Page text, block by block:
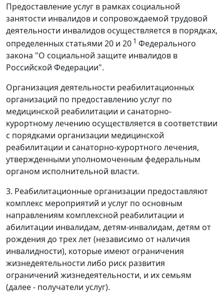
Предоставление услуг в рамках социальной
занятости инвалидов и сопровождаемой трудовой
деятельности инвалидов осуществляется в порядках,
определенных статьями 20 и 20 1 Федерального
закона "О социальной защите инвалидов в
Российской Федерации".
Организация деятельности реабилитационных
организаций по предоставлению услуг по
медицинской реабилитации и санаторно-
курортному лечению осуществляется в соответствии
с порядками организации медицинской
реабилитации и санаторно-курортного лечения,
утвержденными уполномоченным федеральным
органом исполнительной власти.
3. Реабилитационные организации предоставляют
комплекс мероприятий и услуг по основным
направлениям комплексной реабилитации и
абилитации инвалидам, детям-инвалидам, детям от
рождения до трех лет (независимо от наличия
инвалидности), которые имеют ограничения
жизнедеятельности либо риск развития
ограничений жизнедеятельности, и их семьям
(далее - получатели услуг).